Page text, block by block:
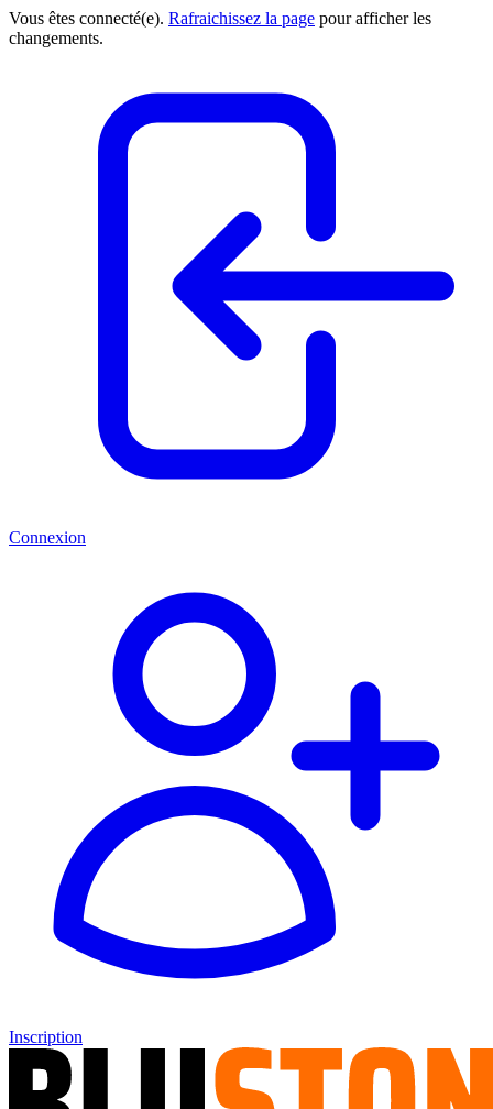
Vous êtes connecté(e). Rafraichissez la page pour afficher les
changements.
Connexion
Inscription